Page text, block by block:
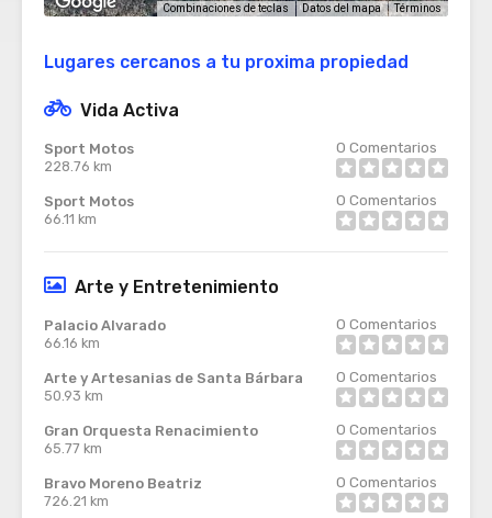
Combinaciones de teclas Datos del mapa Términos
Lugares cercanos a tu proxima propiedad
Vida Activa
Sport Motos
228.76 km
0 Comentarios
Sport Motos
66.11 km
0 Comentarios
Arte y Entretenimiento
Palacio Alvarado
66.16 km
0 Comentarios
Arte y Artesanias de Santa Bárbara
50.93 km
0 Comentarios
Gran Orquesta Renacimiento
65.77 km
0 Comentarios
Bravo Moreno Beatriz
726.21 km
0 Comentarios